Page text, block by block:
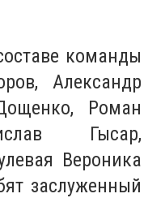
команды
Александр
Роман
Гысар,
Вероника
заслуженный